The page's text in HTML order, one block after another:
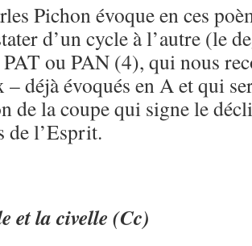
Pichon évoque en ces
d’un cycle à l’autre (le
PAT ou PAN (4), qui nous
– déjà évoqués en A et qui
de la coupe qui signe le
de l’Esprit.
et la civelle (Cc)